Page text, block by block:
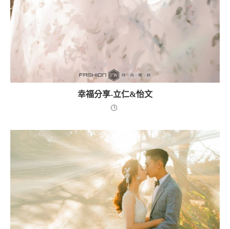
幸福分享-立仁&怡文